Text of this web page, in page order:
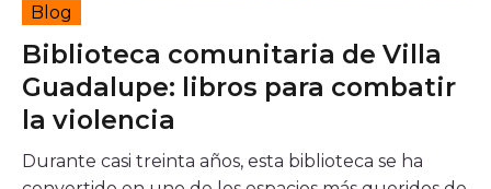
Priorizados
PAI
Avalados
2023
Priorizados
2023
Priorizados CCB
2024
Convocatorias
Blog
Biblioteca comunitaria de Villa
Guadalupe: libros para combatir
la violencia
Durante casi treinta años, esta biblioteca se ha